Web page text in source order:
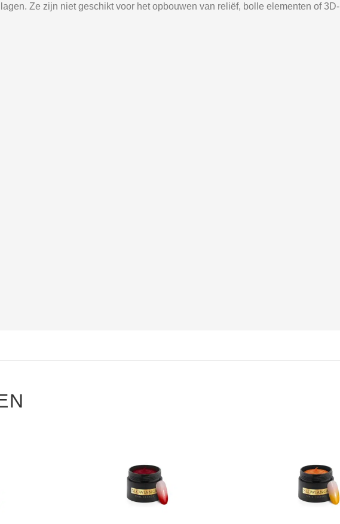
Ze zijn niet geschikt voor het opbouwen van reliëf, bolle elementen of 3D-